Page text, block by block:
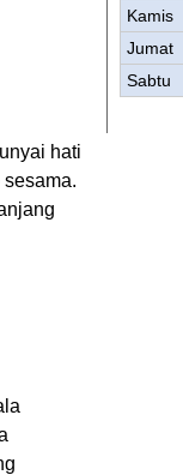
hati
Kamis
Jumat
Sabtu